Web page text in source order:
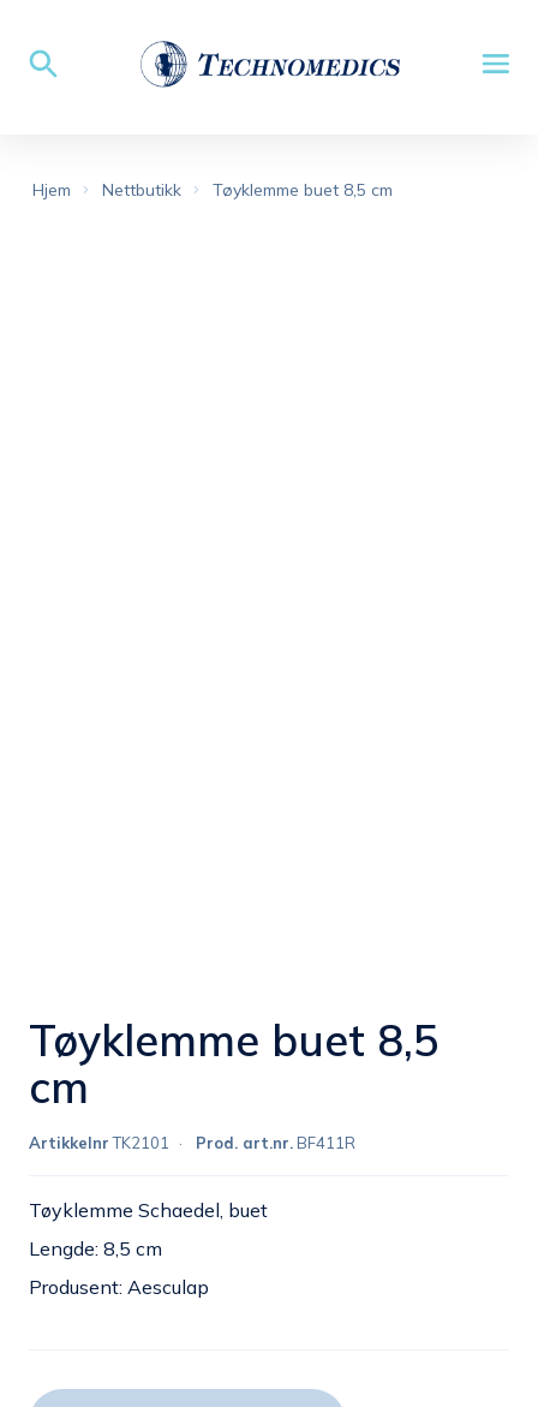
Hjem Nettbutikk Tøyklemme buet 8,5 cm
Tøyklemme buet 8,5
cm
ArtikkelnrTK2101 Prod. art.nr. BF411R
Tøyklemme Schaedel, buet
Lengde: 8,5 cm
Produsent: Aesculap